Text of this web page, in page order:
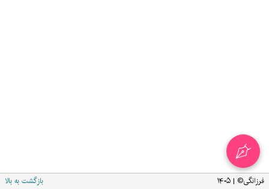
بازگشت به بالا فرزانگی© | ۱۴۰۵